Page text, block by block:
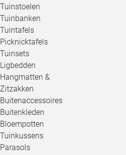
Tuinstoelen
Tuinbanken
Tuintafels
Picknicktafels
Tuinsets
Ligbedden
Hangmatten &
Zitzakken
Buitenaccessoires
Buitenkleden
Bloempotten
Tuinkussens
Parasols